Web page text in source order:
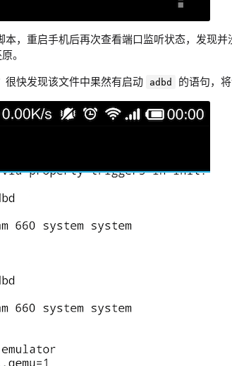
本，重启手机后再次查看端口监听状态，发现
。
很快发现该文件中果然有启动
adbd 的语句，